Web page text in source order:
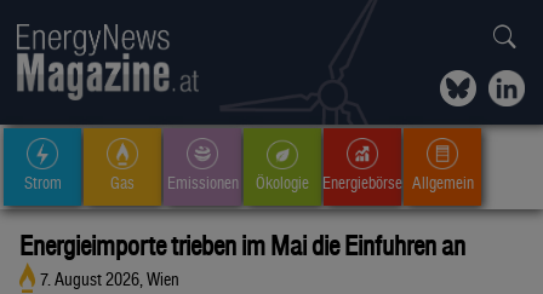
Strom Gas Emissionen Ökologie Energiebörse Allgemein
Energieimporte trieben im Mai die Einfuhren an
7. August 2026, Wien